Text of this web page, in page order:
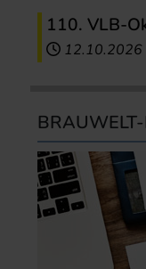
110. VLB-
12.10.2026